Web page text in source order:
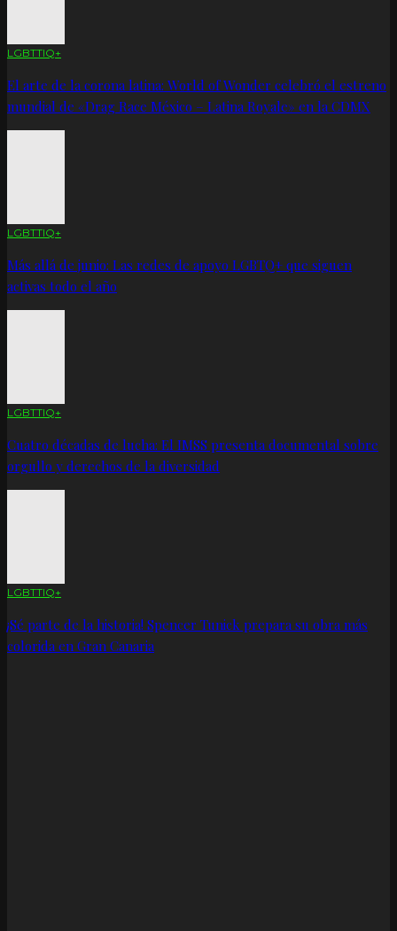
LGBTTIQ+
El arte de la corona latina: World of Wonder celebró el estreno
mundial de «Drag Race México – Latina Royale» en la CDMX
LGBTTIQ+
Más allá de junio: Las redes de apoyo LGBTQ+ que siguen
activas todo el año
LGBTTIQ+
Cuatro décadas de lucha: El IMSS presenta documental sobre
orgullo y derechos de la diversidad
LGBTTIQ+
¡Sé parte de la historia! Spencer Tunick prepara su obra más
colorida en Gran Canaria